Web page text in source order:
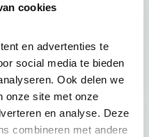
cookies
en advertenties te
social media te bieden
Ook delen we
onze site met onze
en analyse. Deze
combineren met andere